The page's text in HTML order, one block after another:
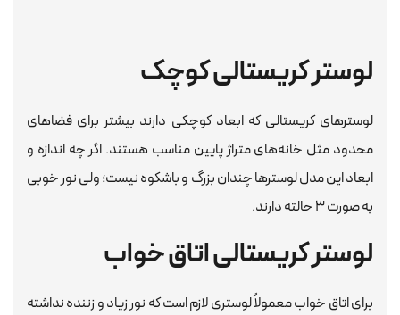
لوستر کریستالی کوچک
لوسترهای کریستالی که ابعاد کوچکی دارند بیشتر برای فضاهای
محدود مثل خانه‌های متراژ پایین مناسب هستند. اگر چه اندازه و
ابعاد این مدل لوسترها چندان بزرگ و باشکوه نیست؛ ولی نور خوبی
به صورت ۳ حالته دارند.
لوستر کریستالی اتاق خواب
برای اتاق خواب معمولاً لوستری لازم است که نور زیاد و زننده نداشته